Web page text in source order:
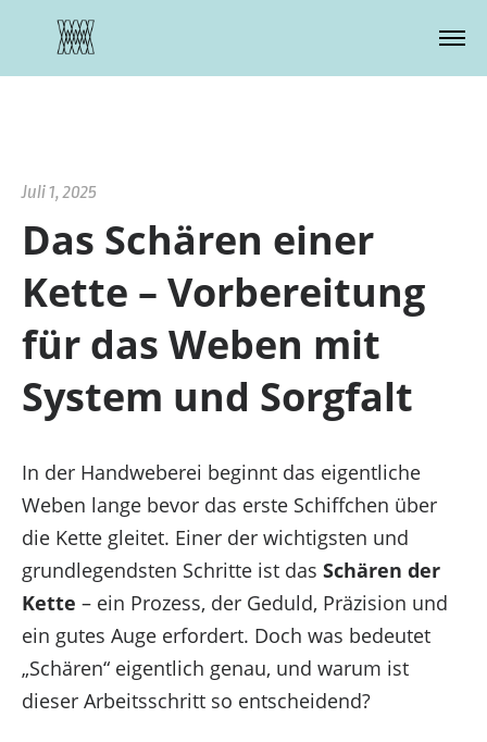
Zustimmung verwalten
Juli 1, 2025
Das Schären einer
Kette – Vorbereitung
für das Weben mit
System und Sorgfalt
In der Handweberei beginnt das eigentliche
Weben lange bevor das erste Schiffchen über
die Kette gleitet. Einer der wichtigsten und
grundlegendsten Schritte ist das Schären der
Kette – ein Prozess, der Geduld, Präzision und
ein gutes Auge erfordert. Doch was bedeutet
„Schären“ eigentlich genau, und warum ist
dieser Arbeitsschritt so entscheidend?